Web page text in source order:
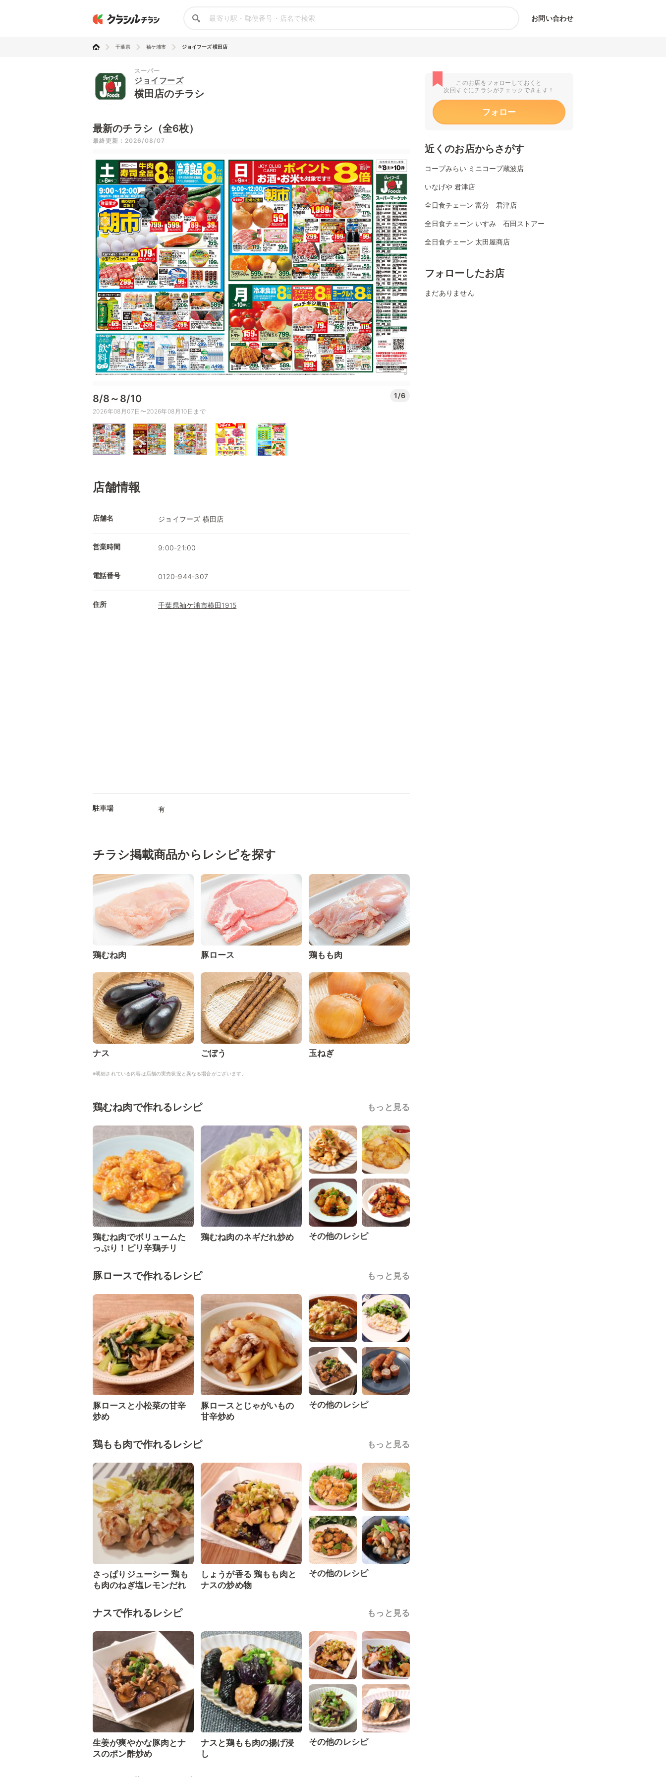
お問い合わせ
千葉県 袖ケ浦市 ジョイフーズ 横田店
スーパー
ジョイフーズ
横田店のチラシ
最新のチラシ（全6枚）
最終更新：2026/08/07
8/8～8/10 1/6
2026年08月07日〜2026年08月10日まで
店舗情報
店舗名 ジョイフーズ 横田店
営業時間 9:00-21:00
電話番号 0120-944-307
住所 千葉県袖ケ浦市横田1915
駐車場 有
チラシ掲載商品からレシピを探す
鶏むね肉 豚ロース 鶏もも肉
ナス ごぼう 玉ねぎ
※明細されている内容は店舗の実売状況と異なる場合がございます。
鶏むね肉で作れるレシピ もっと見る
鶏むね肉でボリュームた
っぷり！ピリ辛鶏チリ
鶏むね肉のネギだれ炒め その他のレシピ
豚ロースで作れるレシピ もっと見る
豚ロースと小松菜の甘辛
炒め
豚ロースとじゃがいもの
甘辛炒め
その他のレシピ
鶏もも肉で作れるレシピ もっと見る
さっぱりジューシー 鶏も
も肉のねぎ塩レモンだれ
しょうが香る 鶏もも肉と
ナスの炒め物
その他のレシピ
ナスで作れるレシピ もっと見る
生姜が爽やかな豚肉とナ
スのポン酢炒め
ナスと鶏もも肉の揚げ浸
し
その他のレシピ
このお店をフォローしておくと
次回すぐにチラシがチェックできます！
フォロー
近くのお店からさがす
コープみらい ミニコープ蔵波店
いなげや 君津店
全日食チェーン 富分 君津店
全日食チェーン いすみ 石田ストアー
全日食チェーン 太田屋商店
フォローしたお店
まだありません